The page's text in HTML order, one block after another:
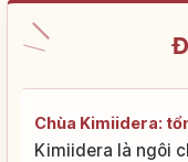
Chùa Kimiidera:
Kimiidera là ngôi